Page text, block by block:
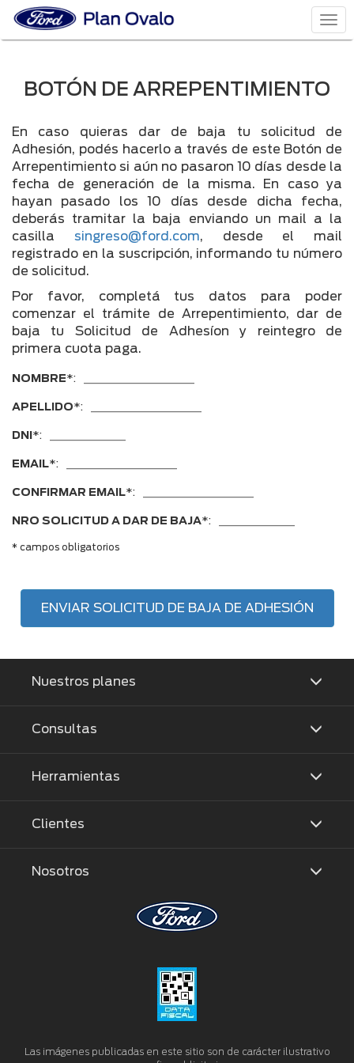
BOTÓN DE ARREPENTIMIENTO
En caso quieras dar de baja tu solicitud de
Adhesión, podés hacerlo a través de este Botón de
Arrepentimiento si aún no pasaron 10 días desde la
fecha de generación de la misma. En caso ya
hayan pasado los 10 días desde dicha fecha,
deberás tramitar la baja enviando un mail a la
casilla singreso@ford.com, desde el mail
registrado en la suscripción, informando tu número
de solicitud.
Por favor, completá tus datos para poder
comenzar el trámite de Arrepentimiento, dar de
baja tu Solicitud de Adhesíon y reintegro de
primera cuota paga.
NOMBRE*:
APELLIDO*:
DNI*:
EMAIL*:
CONFIRMAR EMAIL*:
NRO SOLICITUD A DAR DE BAJA*:
* campos obligatorios
ENVIAR SOLICITUD DE BAJA DE ADHESIÓN
Nuestros planes
Consultas
Herramientas
Clientes
Nosotros
Las imágenes publicadas en este sitio son de carácter ilustrativo